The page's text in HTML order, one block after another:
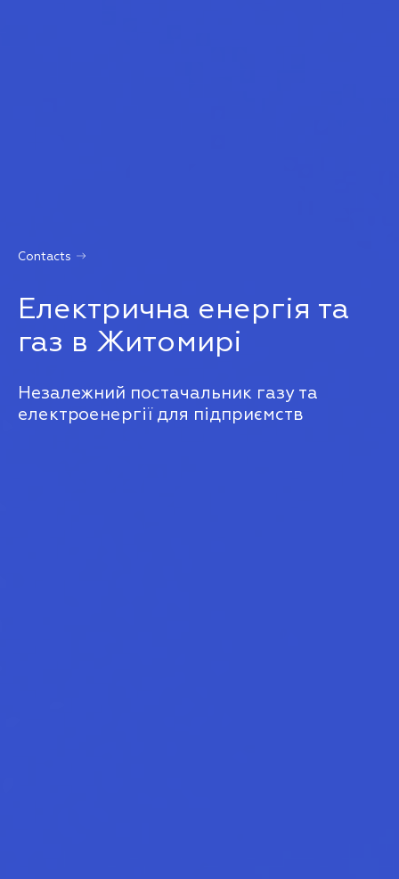
Contacts
Електрична енергія та
газ в Житомирі
Незалежний постачальник газу та
електроенергії для підприємств